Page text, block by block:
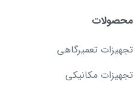
محصولات
تجهیزات تعمیرگاهی
تجهیزات مکانیکی